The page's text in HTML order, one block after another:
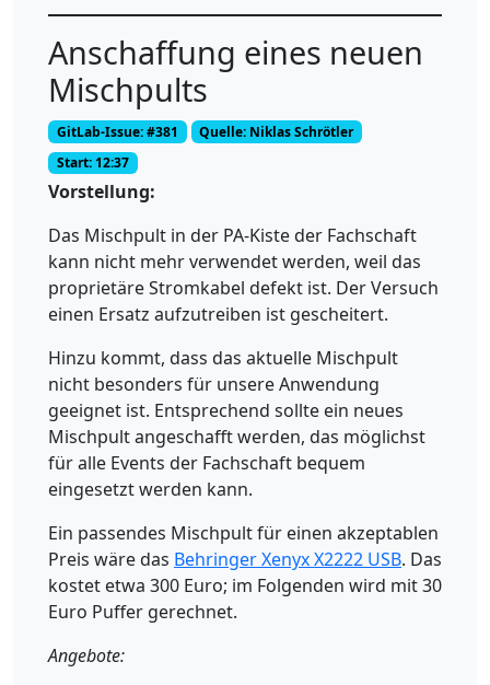
Anschaffung eines neuen
Mischpults
GitLab-Issue: #381
Quelle: Niklas Schrötler
Start: 12:37
Vorstellung:
Das Mischpult in der PA-Kiste der Fachschaft
kann nicht mehr verwendet werden, weil das
proprietäre Stromkabel defekt ist. Der Versuch
einen Ersatz aufzutreiben ist gescheitert.
Hinzu kommt, dass das aktuelle Mischpult
nicht besonders für unsere Anwendung
geeignet ist. Entsprechend sollte ein neues
Mischpult angeschafft werden, das möglichst
für alle Events der Fachschaft bequem
eingesetzt werden kann.
Ein passendes Mischpult für einen akzeptablen
Preis wäre das Behringer Xenyx X2222 USB. Das
kostet etwa 300 Euro; im Folgenden wird mit 30
Euro Puffer gerechnet.
Angebote: